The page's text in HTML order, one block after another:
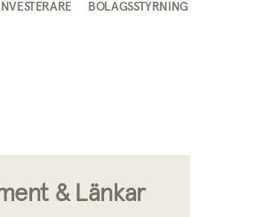
INVESTERARE BOLAGSSTYRNING
& Länkar